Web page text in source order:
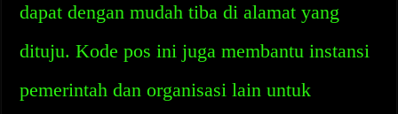
dapat dengan mudah tiba di alamat yang
dituju. Kode pos ini juga membantu instansi
pemerintah dan organisasi lain untuk